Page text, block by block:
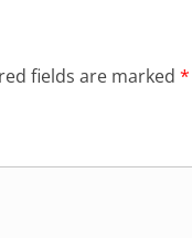
fields are marked *